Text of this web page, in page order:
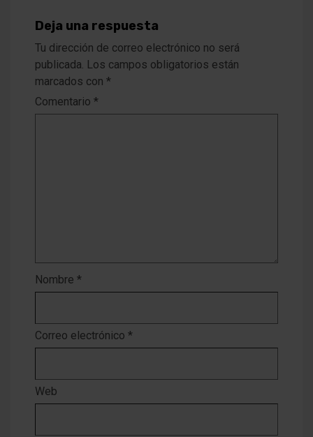
Deja una respuesta
Tu dirección de correo electrónico no será
publicada. Los campos obligatorios están
marcados con *
Comentario *
Nombre *
Correo electrónico *
Web